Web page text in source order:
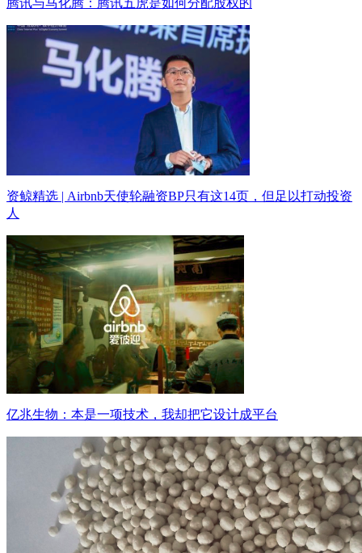
腾讯与马化腾：腾讯五虎是如何分配股权的
资鲸精选 | Airbnb天使轮融资BP只有这14页，但足以打动投资
人
亿兆生物：本是一项技术，我却把它设计成平台